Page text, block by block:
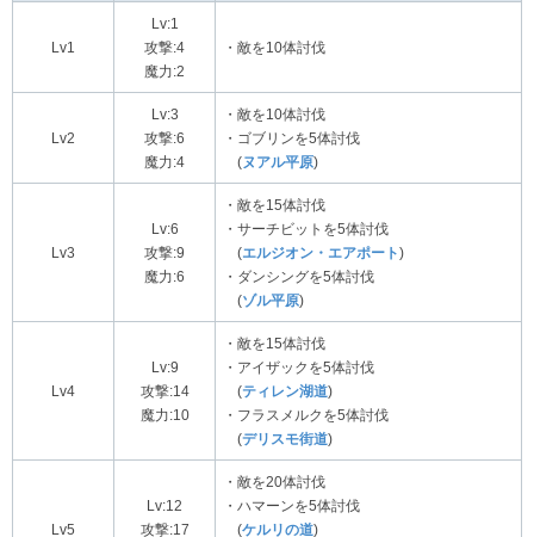
Lv1
Lv:1
攻撃:4
魔力:2
・敵を10体討伐
Lv2
Lv:3
攻撃:6
魔力:4
・敵を10体討伐
・ゴブリンを5体討伐
(ヌアル平原)
Lv3
Lv:6
攻撃:9
魔力:6
・敵を15体討伐
・サーチビットを5体討伐
(エルジオン・エアポート)
・ダンシングを5体討伐
(ゾル平原)
Lv4
Lv:9
攻撃:14
魔力:10
・敵を15体討伐
・アイザックを5体討伐
(ティレン湖道)
・フラスメルクを5体討伐
(デリスモ街道)
Lv5
Lv:12
攻撃:17
・敵を20体討伐
・ハマーンを5体討伐
(ケルリの道)